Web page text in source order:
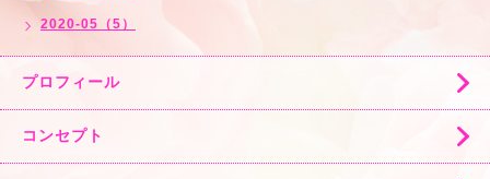
2020-05（5）
プロフィール
コンセプト